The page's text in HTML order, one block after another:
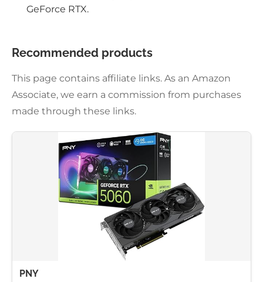
GeForce RTX.
Recommended products
This page contains affiliate links. As an Amazon
Associate, we earn a commission from purchases
made through these links.
PNY